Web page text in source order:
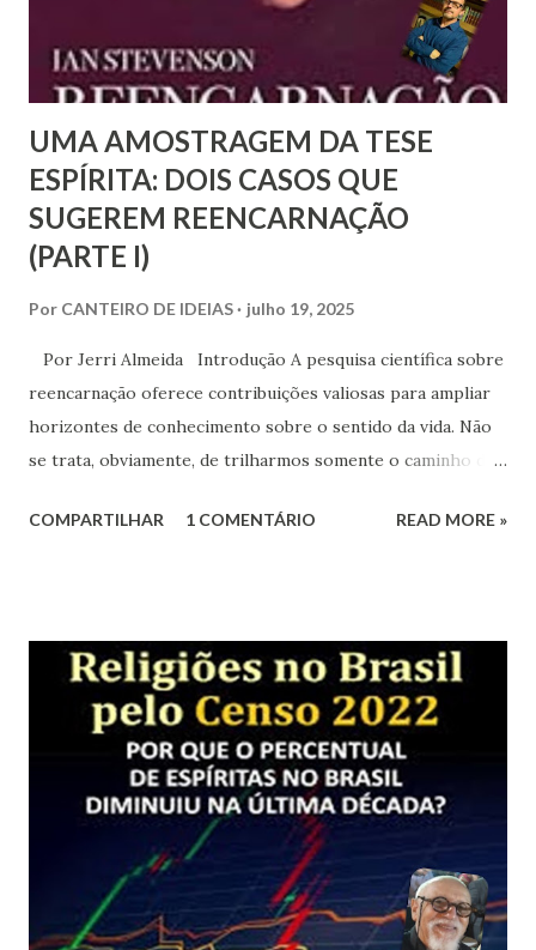
UMA AMOSTRAGEM DA TESE
ESPÍRITA: DOIS CASOS QUE
SUGEREM REENCARNAÇÃO
(PARTE I)
Por CANTEIRO DE IDEIAS julho 19, 2025
Por Jerri Almeida Introdução A pesquisa científica sobre
reencarnação oferece contribuições valiosas para ampliar
horizontes de conhecimento sobre o sentido da vida. Não
se trata, obviamente, de trilharmos somente o caminho da
complexa, que envolve de forma totalizante o saber
científico, mesmo porque o mundo acadêmico, em boa
parte, ainda se ressente dos preconceitos com tal tipo de
temática.
COMPARTILHAR 1 COMENTÁRIO READ MORE »